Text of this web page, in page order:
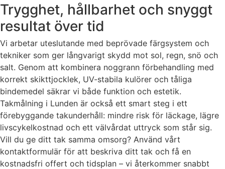
Trygghet, hållbarhet och snyggt
resultat över tid
Vi arbetar uteslutande med beprövade färgsystem och
tekniker som ger långvarigt skydd mot sol, regn, snö och
salt. Genom att kombinera noggrann förbehandling med
korrekt skikttjocklek, UV-stabila kulörer och tåliga
bindemedel säkrar vi både funktion och estetik.
Takmålning i Lunden är också ett smart steg i ett
förebyggande takunderhåll: mindre risk för läckage, lägre
livscykelkostnad och ett välvårdat uttryck som står sig.
Vill du ge ditt tak samma omsorg? Använd vårt
kontaktformulär för att beskriva ditt tak och få en
kostnadsfri offert och tidsplan – vi återkommer snabbt